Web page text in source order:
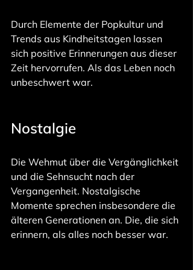
Durch Elemente der Popkultur und
Trends aus Kindheitstagen lassen
sich positive Erinnerungen aus dieser
Zeit hervorrufen. Als das Leben noch
unbeschwert war.
Nostalgie
Die Wehmut über die Vergänglichkeit
und die Sehnsucht nach der
Vergangenheit. Nostalgische
Momente sprechen insbesondere die
älteren Generationen an. Die, die sich
erinnern, als alles noch besser war.